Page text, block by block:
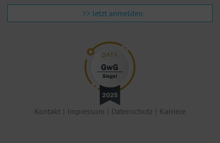
>> Jetzt anmelden
Kontakt Impressum Datenschutz Karriere